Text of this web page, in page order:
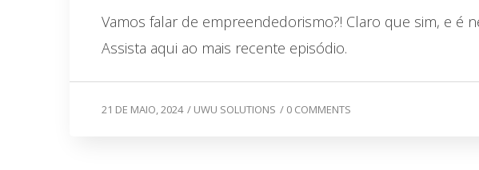
Vamos falar de empreendedorismo?! Claro que sim, e é
Assista aqui ao mais recente episódio.
21 DE MAIO, 2024 / UWU SOLUTIONS / 0 COMMENTS